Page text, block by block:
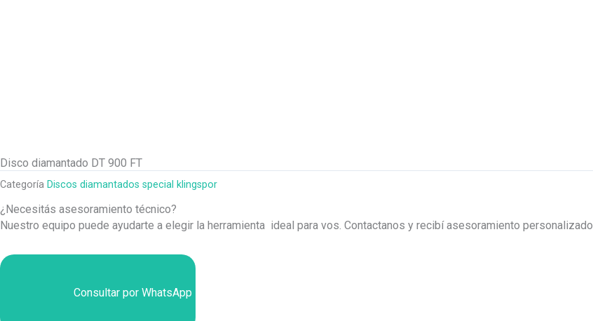
Disco diamantado DT 900 FT
Categoría Discos diamantados special klingspor
¿Necesitás asesoramiento técnico?
Nuestro equipo puede ayudarte a elegir la herramienta ideal para vos. Contactanos y recibí asesoramiento personalizado.
Consultar por WhatsApp